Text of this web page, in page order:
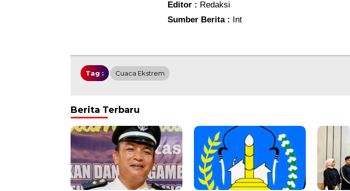
Editor : Redaksi
Sumber Berita : Int
Tag : Cuaca Ekstrem
Berita Terbaru